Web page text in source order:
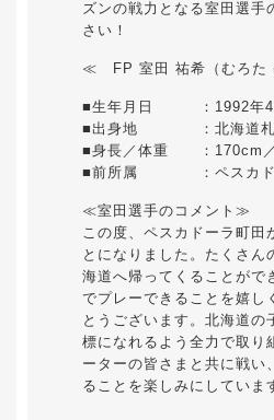
ズンの戦力となる室田選手
さい！
≪ FP 室田 祐希（むろた
■生年月日 ：1992年4月
■出身地 ：北海道札
■身長／体重 ：170cm
■前所属 ：ペスカド
≪室田選手のコメント≫
この度、ペスカドーラ町田
とになりました。たくさん
海道へ帰ってくることがで
でプレーできることを嬉し
とうございます。北海道の
標になれるよう全力で取り
ーターの皆さまと共に戦い
ることを楽しみにしていま